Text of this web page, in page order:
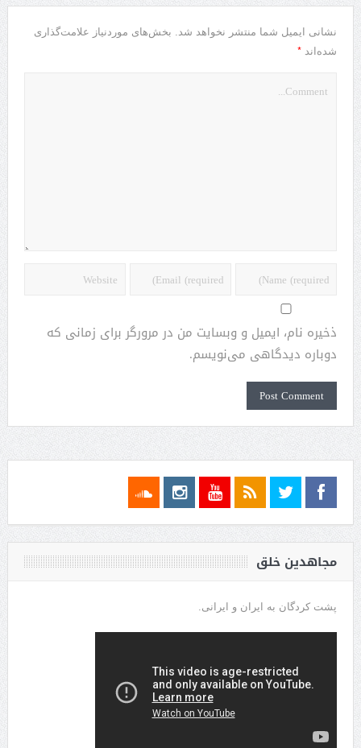
نشانی ایمیل شما منتشر نخواهد شد. بخش‌های موردنیاز علامت‌گذاری
شده‌اند *
ذخیره نام، ایمیل و وبسایت من در مرورگر برای زمانی که
دوباره دیدگاهی می‌نویسم.
مجاهدین خلق
پشت کردگان به ایران و ایرانی.